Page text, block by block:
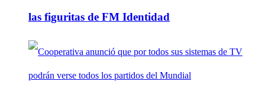
las figuritas de FM Identidad